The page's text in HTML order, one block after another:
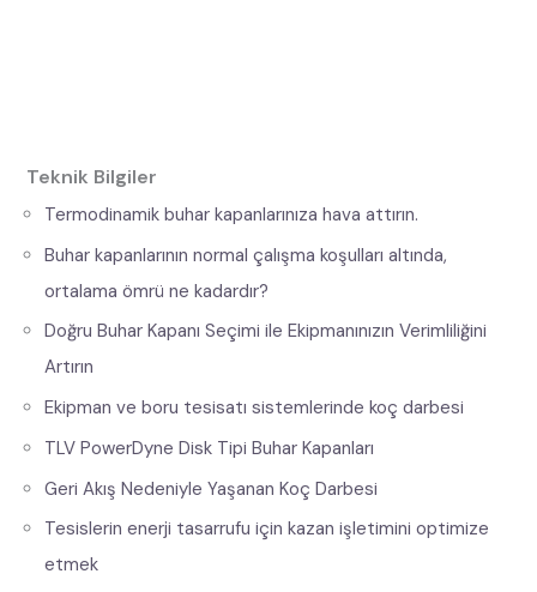
Teknik Bilgiler
Termodinamik buhar kapanlarınıza hava attırın.
Buhar kapanlarının normal çalışma koşulları altında,
ortalama ömrü ne kadardır?
Doğru Buhar Kapanı Seçimi ile Ekipmanınızın Verimliliğini
Artırın
Ekipman ve boru tesisatı sistemlerinde koç darbesi
TLV PowerDyne Disk Tipi Buhar Kapanları
Geri Akış Nedeniyle Yaşanan Koç Darbesi
Tesislerin enerji tasarrufu için kazan işletimini optimize
etmek